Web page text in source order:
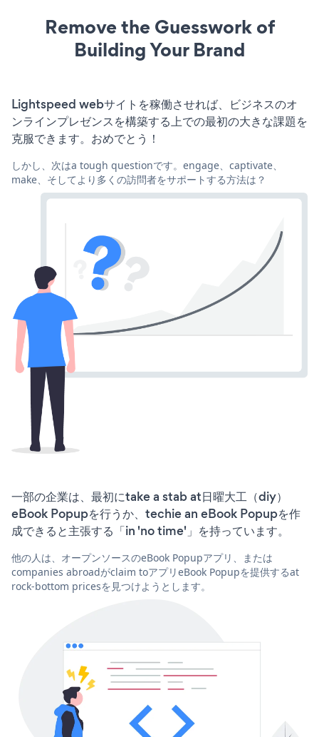
Remove the Guesswork of
Building Your Brand
Lightspeed webサイトを稼働させれば、ビジネスのオ
ンラインプレゼンスを構築する上での最初の大きな課題を
克服できます。おめでとう！
しかし、次はa tough questionです。engage、captivate、
make、そしてより多くの訪問者をサポートする方法は？
一部の企業は、最初にtake a stab at日曜大工（diy）
eBook Popupを行うか、techie an eBook Popupを作
成できると主張する「in 'no time'」を持っています。
他の人は、オープンソースのeBook Popupアプリ、または
companies abroadがclaim toアプリeBook Popupを提供するat
rock-bottom pricesを見つけようとします。